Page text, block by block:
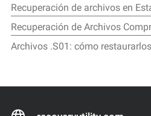
Recuperación de archivos en
Recuperación de Archivos
Archivos .S01: cómo